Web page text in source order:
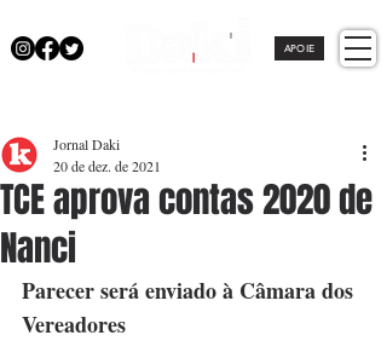
APOIE
TCE aprova contas 2020 de
Nanci
Jornal Daki
20 de dez. de 2021
Parecer será enviado à Câmara dos
Vereadores